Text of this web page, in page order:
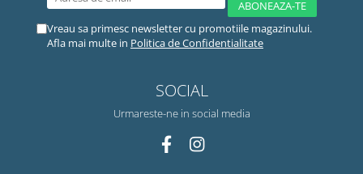
Vreau sa primesc newsletter cu promotiile magazinului.
Afla mai multe in Politica de Confidentialitate
SOCIAL
Urmareste-ne in social media